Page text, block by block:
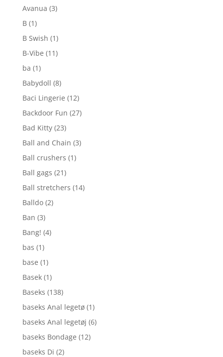
Avanua (3)
B (1)
B Swish (1)
B-Vibe (11)
ba (1)
Babydoll (8)
Baci Lingerie (12)
Backdoor Fun (27)
Bad Kitty (23)
Ball and Chain (3)
Ball crushers (1)
Ball gags (21)
Ball stretchers (14)
Balldo (2)
Ban (3)
Bang! (4)
bas (1)
base (1)
Basek (1)
Baseks (138)
baseks Anal legetø (1)
baseks Anal legetøj (6)
baseks Bondage (12)
baseks Di (2)